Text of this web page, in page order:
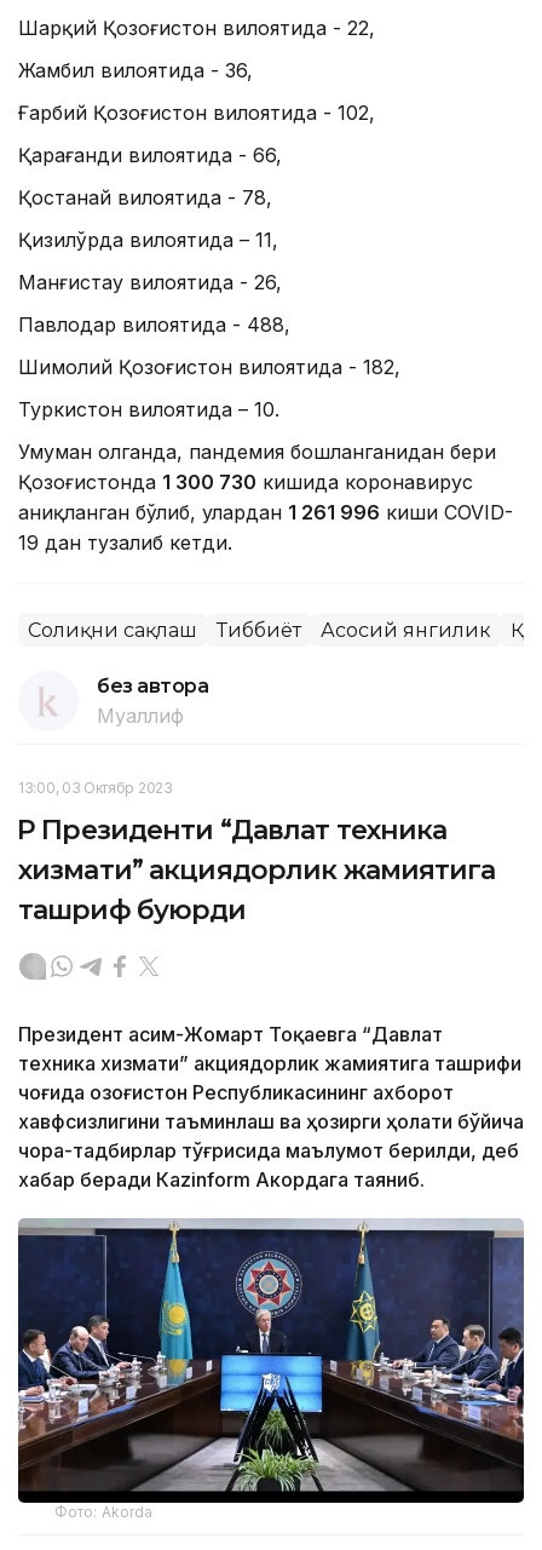
Шарқий Қозоғистон вилоятида - 22,
Жамбил вилоятида - 36,
Ғарбий Қозоғистон вилоятида - 102,
Қарағанди вилоятида - 66,
Қостанай вилоятида - 78,
Қизилўрда вилоятида – 11,
Манғистау вилоятида - 26,
Павлодар вилоятида - 488,
Шимолий Қозоғистон вилоятида - 182,
Туркистон вилоятида – 10.
Умуман олганда, пандемия бошланганидан бери
Қозоғистонда 1 300 730 кишида коронавирус
аниқланган бўлиб, улардан 1 261 996 киши COVID-
19 дан тузалиб кетди.
Соғлиқни сақлаш Тиббиёт Асосий янгилик ҚР
без автора
Муаллиф
13:00, 03 Октябр 2023
ҚР Президенти “Давлат техника
хизмати” акциядорлик жамиятига
ташриф буюрди
Президент Қасим-Жомарт Тоқаевга “Давлат
техника хизмати” акциядорлик жамиятига ташрифи
чоғида Қозоғистон Республикасининг ахборот
хавфсизлигини таъминлаш ва ҳозирги ҳолати бўйича
чора-тадбирлар тўғрисида маълумот берилди, деб
хабар беради Каzinform Акордага таяниб.
Фото: Akorda